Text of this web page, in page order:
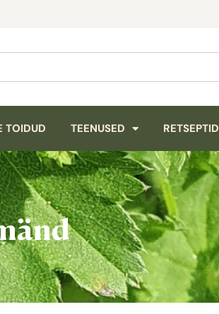
TOIDUD TEENUSED RETSEPTID